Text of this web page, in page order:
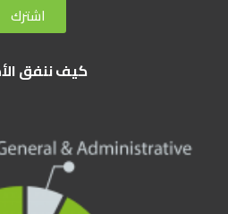
اشترك
كيف ننفق